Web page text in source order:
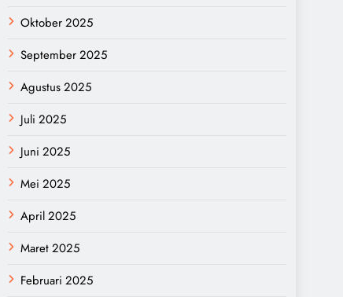
Oktober 2025
September 2025
Agustus 2025
Juli 2025
Juni 2025
Mei 2025
April 2025
Maret 2025
Februari 2025